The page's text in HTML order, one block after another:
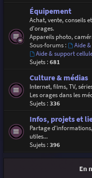
Équipement
Achat, vente, conseils
d'orages.
Appareils photo,
Sous-forums :
Aide
Aide & support
Sujets :681
Culture & médias
Internet, films, TV,
Les orages dans les
Sujets :336
Infos, projets et
Partage
utiles...
Sujets :396
En